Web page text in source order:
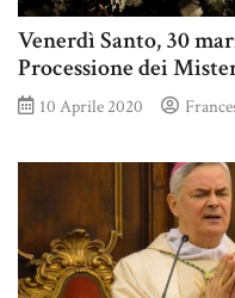
Venerdì Santo, 30
Processione dei
10 Aprile 2020